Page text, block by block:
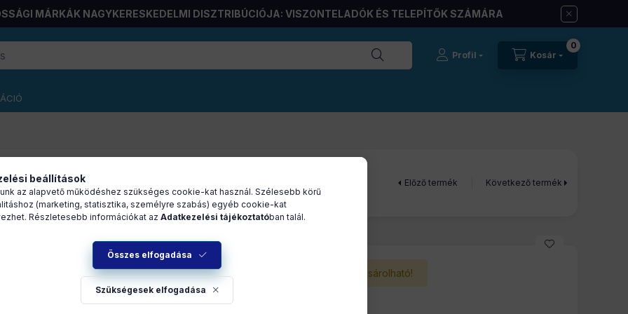
MÁRKÁK NAGYKERESKEDELMI DISZTRIBÚCIÓJA: VISZONTELADÓK ÉS TELEPÍTŐK SZÁMÁRA
Profil Kosár
0
Előző termék Következő termék
egy áramkörös, Wi-
készletekés azárak megtekintéséhez
jelentkezzen be!
Nem vásárolható!
beállítások
az alapvető működéshez szükséges cookie-kat használ. Szélesebb körű
(marketing, statisztika, személyre szabás) egyéb cookie-kat
Részletesebb információkat az Adatkezelési tájékoztatóban talál.
Összes elfogadása
Szükségesek elfogadása